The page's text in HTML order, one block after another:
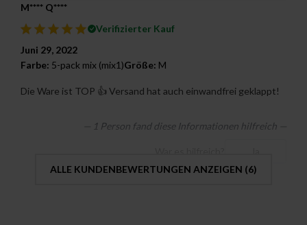
M**** Q****
Verifizierter Kauf
Juni 29, 2022
Farbe: 5-pack mix (mix1)Größe: M
Die Ware ist TOP 👍 Versand hat auch einwandfrei geklappt!
— 1 Person fand diese Informationen hilfreich —
ALLE KUNDENBEWERTUNGEN ANZEIGEN (6)